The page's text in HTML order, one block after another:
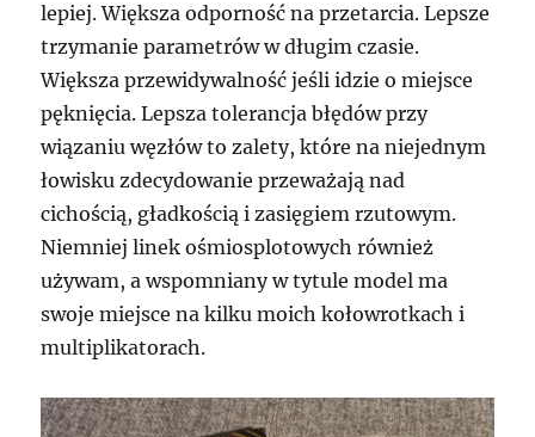
lepiej. Większa odporność na przetarcia. Lepsze
trzymanie parametrów w długim czasie.
Większa przewidywalność jeśli idzie o miejsce
pęknięcia. Lepsza tolerancja błędów przy
wiązaniu węzłów to zalety, które na niejednym
łowisku zdecydowanie przeważają nad
cichością, gładkością i zasięgiem rzutowym.
Niemniej linek ośmiosplotowych również
używam, a wspomniany w tytule model ma
swoje miejsce na kilku moich kołowrotkach i
multiplikatorach.